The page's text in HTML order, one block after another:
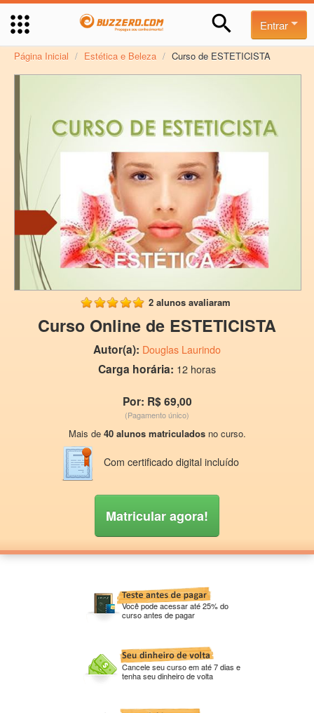
Entrar
Página Inicial / Estética e Beleza / Curso de ESTETICISTA
2 alunos avaliaram
Curso Online de ESTETICISTA
Autor(a): Douglas Laurindo
Carga horária: 12 horas
Por: R$ 69,00
(Pagamento único)
Mais de 40 alunos matriculadosno curso.
Com certificado digital incluído
Matricular agora!
Você pode acessar até 25% do
curso antes de pagar
Cancele seu curso em até 7 dias e
tenha seu dinheiro de volta